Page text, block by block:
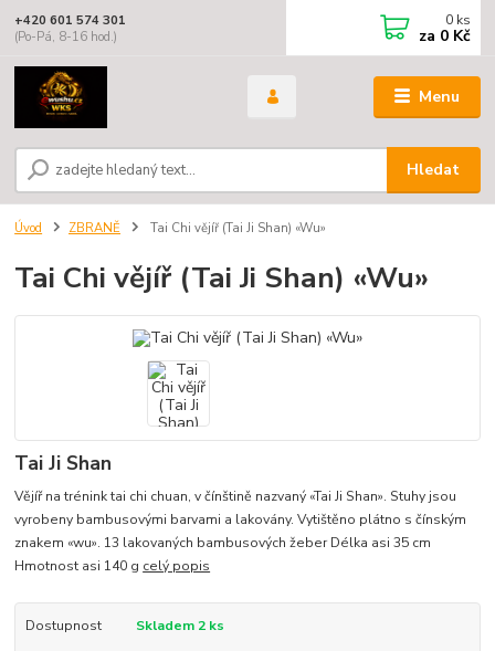
Menu
Hledat
+420 601 574 301
(Po-Pá, 8-16 hod.)
0 ks
za 0 Kč
Úvod ZBRANĚ Tai Chi vějíř (Tai Ji Shan) «Wu»
Tai Chi vějíř (Tai Ji Shan) «Wu»
Tai Ji Shan
Vějíř na trénink tai chi chuan, v čínštině nazvaný «Tai Ji Shan». Stuhy jsou
vyrobeny bambusovými barvami a lakovány. Vytištěno plátno s čínským
znakem «wu». 13 lakovaných bambusových žeber Délka asi 35 cm
Hmotnost asi 140 g celý popis
Dostupnost
Skladem 2 ks